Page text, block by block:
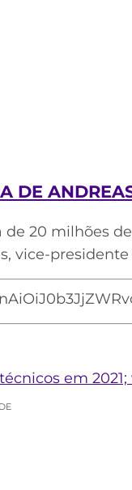
DE
20 milhões
vice-
em